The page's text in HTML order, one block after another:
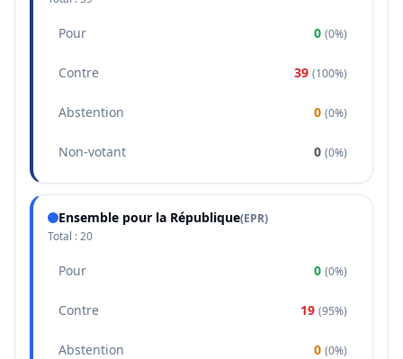
Pour 0 (0%)
Contre 39 (100%)
Abstention 0 (0%)
Non-votant 0 (0%)
Ensemble pour la République(EPR)
Total :20
Pour 0 (0%)
Contre 19 (95%)
Abstention 0 (0%)